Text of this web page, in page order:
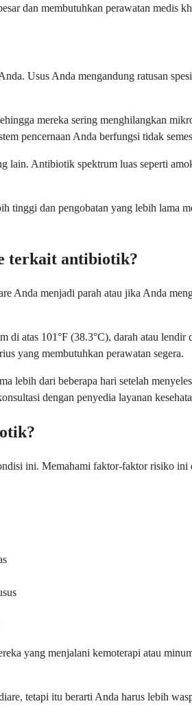
dan membutuhkan perawatan medis
Usus Anda mengandung ratusan
mereka sering menghilangkan
pencernaan Anda berfungsi tidak
lain. Antibiotik spektrum luas seperti
tinggi dan pengobatan yang lebih lama
terkait antibiotik?
Anda menjadi parah atau jika Anda
di atas 101°F (38.3°C), darah atau
yang membutuhkan perawatan segera.
lebih dari beberapa hari setelah
dengan penyedia layanan
ini. Memahami faktor-faktor risiko
yang menjalani kemoterapi atau
tetapi itu berarti Anda harus lebih